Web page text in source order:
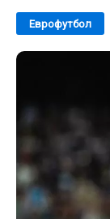
Еврофутбол